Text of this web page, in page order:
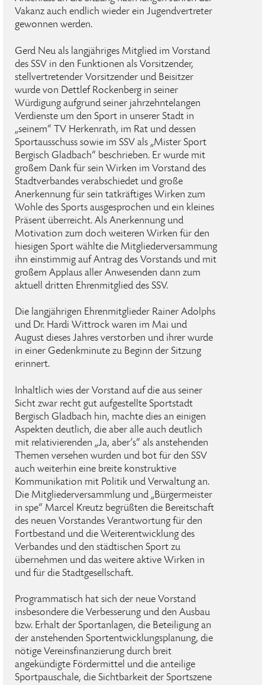
Vakanz auch endlich wieder ein Jugendvertreter
gewonnen werden.
Gerd Neu als langjähriges Mitglied im Vorstand
des SSV in den Funktionen als Vorsitzender,
stellvertretender Vorsitzender und Beisitzer
wurde von Dettlef Rockenberg in seiner
Würdigung aufgrund seiner jahrzehntelangen
Verdienste um den Sport in unserer Stadt in
„seinem“ TV Herkenrath, im Rat und dessen
Sportausschuss sowie im SSV als „Mister Sport
Bergisch Gladbach“ beschrieben. Er wurde mit
großem Dank für sein Wirken im Vorstand des
Stadtverbandes verabschiedet und große
Anerkennung für sein tatkräftiges Wirken zum
Wohle des Sports ausgesprochen und ein kleines
Präsent überreicht. Als Anerkennung und
Motivation zum doch weiteren Wirken für den
hiesigen Sport wählte die Mitgliederversammung
ihn einstimmig auf Antrag des Vorstands und mit
großem Applaus aller Anwesenden dann zum
aktuell dritten Ehrenmitglied des SSV.
Die langjährigen Ehrenmitglieder Rainer Adolphs
und Dr. Hardi Wittrock waren im Mai und
August dieses Jahres verstorben und ihrer wurde
in einer Gedenkminute zu Beginn der Sitzung
erinnert.
Inhaltlich wies der Vorstand auf die aus seiner
Sicht zwar recht gut aufgestellte Sportstadt
Bergisch Gladbach hin, machte dies an einigen
Aspekten deutlich, die aber alle auch deutlich
mit relativierenden „Ja, aber’s“ als anstehenden
Themen versehen wurden und bot für den SSV
auch weiterhin eine breite konstruktive
Kommunikation mit Politik und Verwaltung an.
Die Mitgliederversammlung und „Bürgermeister
in spe“ Marcel Kreutz begrüßten die Bereitschaft
des neuen Vorstandes Verantwortung für den
Fortbestand und die Weiterentwicklung des
Verbandes und den städtischen Sport zu
übernehmen und das weitere aktive Wirken in
und für die Stadtgesellschaft.
Programmatisch hat sich der neue Vorstand
insbesondere die Verbesserung und den Ausbau
bzw. Erhalt der Sportanlagen, die Beteiligung an
der anstehenden Sportentwicklungsplanung, die
nötige Vereinsfinanzierung durch breit
angekündigte Fördermittel und die anteilige
Sportpauschale, die Sichtbarkeit der Sportszene